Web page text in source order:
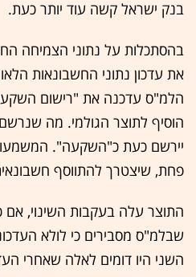
בנק ישראל קשה עוד יותר כעת.
בהסתכלות על נתוני הצמיחה
את עדכון נתוני החשבונאות
הלמ"ס עדכנה את "רישום
הוסיף לתוצר הגולמי. מה
יירשם כעת כ"השקעה".
פחת, שיצטרך להתווסף
התוצר עלה בעקבות השינוי, אם
שבלמ"ס מסבירים כי לולא
השני היו דומים לאלה שאחרי